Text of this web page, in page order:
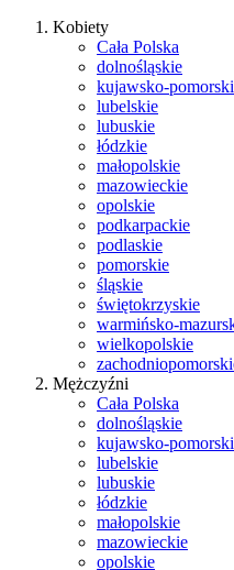
Kobiety
Cała Polska
dolnośląskie
kujawsko-
lubelskie
lubuskie
łódzkie
małopolskie
mazowieckie
opolskie
podkarpackie
podlaskie
pomorskie
śląskie
świętokrzyskie
warmińsko-
wielkopolskie
Mężczyźni
Cała Polska
dolnośląskie
kujawsko-
lubelskie
lubuskie
łódzkie
małopolskie
mazowieckie
opolskie